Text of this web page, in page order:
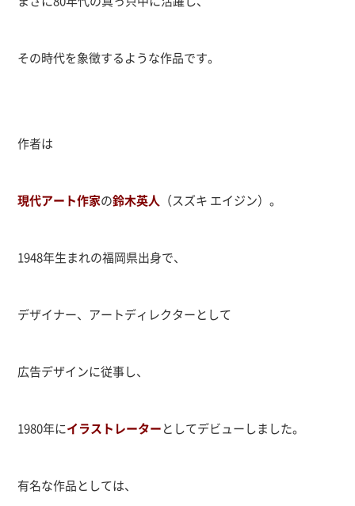
その時代を象徴するような作品です。
作者は
現代アート作家の鈴木英人 （スズキ エイジン）。
1948年生まれの福岡県出身で、
デザイナー、アートディレクターとして
広告デザインに従事し、
1980年にイラストレーターとしてデビューしました。
有名な作品としては、